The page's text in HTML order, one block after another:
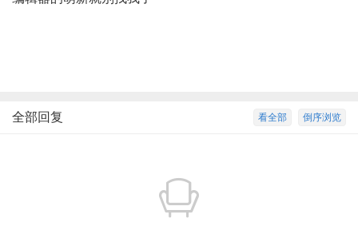
倒序浏览
看全部
全部回复